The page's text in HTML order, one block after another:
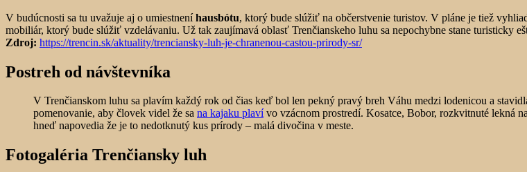
V budúcnosti sa tu uvažuje aj o umiestneníhausbótu, ktorý bude slúžiť na občerstvenie turistov. V pláne je tiež
mobiliár, ktorý bude slúžiť vzdelávaniu. Už tak zaujímavá oblasť Trenčianskeho luhu sa nepochybne stane turisticky
Zdroj: https://trencin.sk/aktuality/trenciansky-luh-je-chranenou-castou-prirody-sr/
Postreh od návštevníka
V Trenčianskom luhu sa plavím každý rok od čias keď bol len pekný pravý breh Váhu medzi lodenicou a
pomenovanie, aby človek videl že sa na kajaku plavívo vzácnom prostredí. Kosatce, Bobor, rozkvitnuté lekná
hneď napovedia že je to nedotknutý kus prírody – malá divočina v meste.
Fotogaléria Trenčiansky luh